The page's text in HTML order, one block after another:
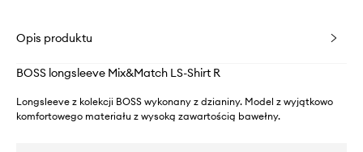
Opis produktu
BOSS longsleeve Mix&Match LS-Shirt R
Longsleeve z kolekcji BOSS wykonany z dzianiny. Model z wyjątkowo
komfortowego materiału z wysoką zawartością bawełny.